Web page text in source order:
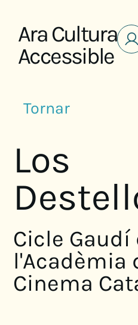
Ara Cultura
Accessible
Tornar
Los
Cicle Gaudí
l'Acadèmia
Cinema